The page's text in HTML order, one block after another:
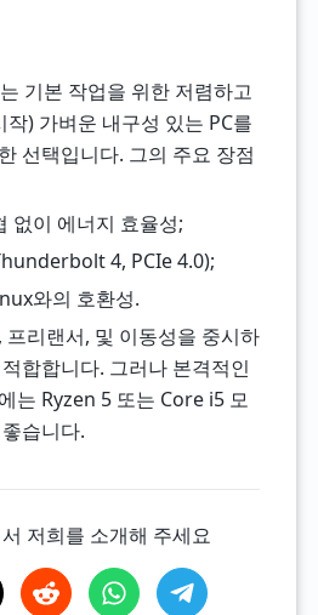
기본 작업을 위한 저렴하고
) 가벼운 내구성 있는 PC를
선택입니다. 그의 주요 장점
없이 에너지 효율성;
4, PCIe 4.0);
와의 호환성.
리랜서, 및 이동성을 중시하
합합니다. 그러나 본격적인
는 Ryzen 5 또는 Core i5 모
습니다.
저희를 소개해 주세요